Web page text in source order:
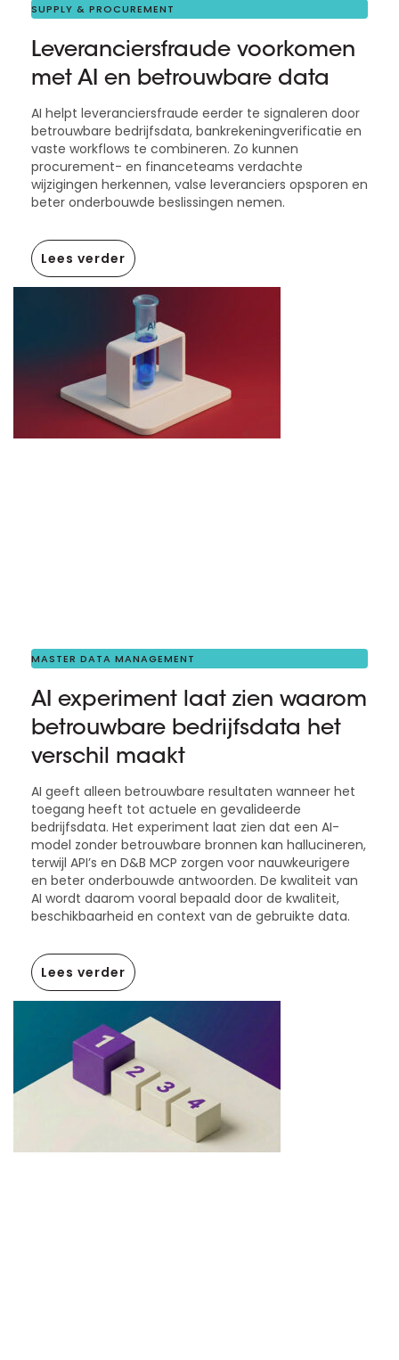
SUPPLY & PROCUREMENT
Leveranciersfraude voorkomen
met AI en betrouwbare data
AI helpt leveranciersfraude eerder te signaleren door
betrouwbare bedrijfsdata, bankrekeningverificatie en
vaste workflows te combineren. Zo kunnen
procurement- en financeteams verdachte
wijzigingen herkennen, valse leveranciers opsporen en
beter onderbouwde beslissingen nemen.
Lees verder
MASTER DATA MANAGEMENT
AI experiment laat zien waarom
betrouwbare bedrijfsdata het
verschil maakt
AI geeft alleen betrouwbare resultaten wanneer het
toegang heeft tot actuele en gevalideerde
bedrijfsdata. Het experiment laat zien dat een AI-
model zonder betrouwbare bronnen kan hallucineren,
terwijl API’s en D&B MCP zorgen voor nauwkeurigere
en beter onderbouwde antwoorden. De kwaliteit van
AI wordt daarom vooral bepaald door de kwaliteit,
beschikbaarheid en context van de gebruikte data.
Lees verder